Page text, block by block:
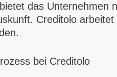
das Unternehmen
Creditolo
bei Creditolo